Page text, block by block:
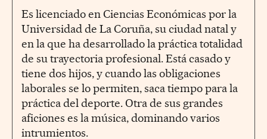
Es licenciado en Ciencias Económicas por la
Universidad de La Coruña, su ciudad natal y
en la que ha desarrollado la práctica totalidad
de su trayectoria profesional. Está casado y
tiene dos hijos, y cuando las obligaciones
laborales se lo permiten, saca tiempo para la
práctica del deporte. Otra de sus grandes
aficiones es la música, dominando varios
intrumientos.